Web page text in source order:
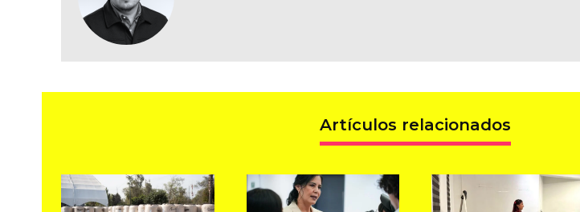
Artículos relacionados